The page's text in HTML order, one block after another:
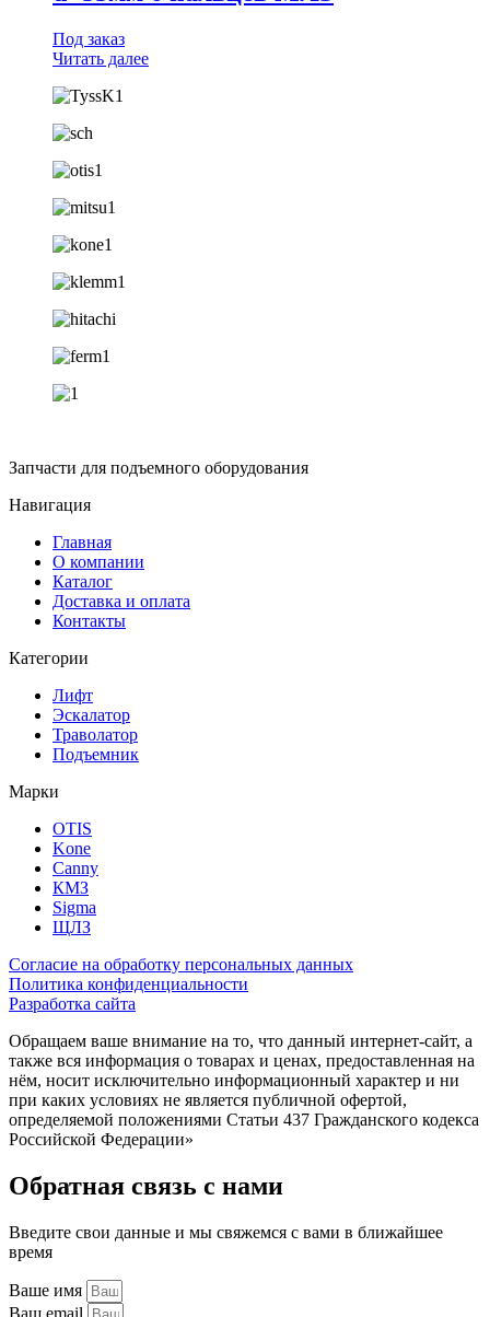
Под заказ
Читать далее
Запчасти для подъемного оборудования
Навигация
Главная
О компании
Каталог
Доставка и оплата
Контакты
Категории
Лифт
Эскалатор
Траволатор
Подъемник
Марки
OTIS
Kone
Canny
КМЗ
Sigma
ЩЛЗ
Согласие на обработку персональных данных
Политика конфиденциальности
Разработка сайта
Обращаем ваше внимание на то, что данный интернет-сайт, а
также вся информация о товарах и ценах, предоставленная на
нём, носит исключительно информационный характер и ни
при каких условиях не является публичной офертой,
определяемой положениями Статьи 437 Гражданского кодекса
Российской Федерации»
Обратная связь с нами
Введите свои данные и мы свяжемся с вами в ближайшее
время
Ваше имя
Ваш email